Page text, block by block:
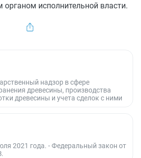
исполнительной власти.
надзор в сфере
древесины, производства
древесины и учета сделок с ними
2021 года. - Федеральный закон от